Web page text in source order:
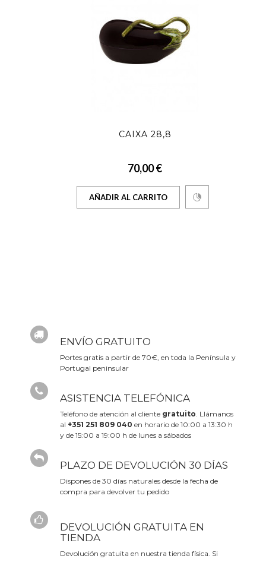
CAIXA 28,8
70,00 €
AÑADIR AL CARRITO
ENVÍO GRATUITO
Portes gratis a partir de 70€, en toda la Península y
Portugal peninsular
ASISTENCIA TELEFÓNICA
Teléfono de atención al cliente gratuito . Llámanos
al +351 251 809 040 en horario de 10:00 a 13:30 h
y de 15:00 a 19:00 h de lunes a sábados
PLAZO DE DEVOLUCIÓN 30 DÍAS
Dispones de 30 días naturales desde la fecha de
compra para devolver tu pedido
DEVOLUCIÓN GRATUITA EN
TIENDA
Devolución gratuita en nuestra tienda física. Si